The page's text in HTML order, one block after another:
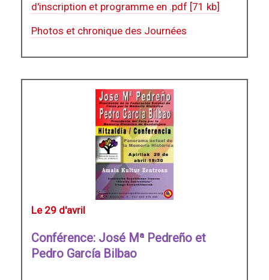
d'inscription et programme en .pdf [71 kb]
Photos et chronique des Journées
Le 29 d'avril
Conférence: José Mª Pedreño et
Pedro García Bilbao